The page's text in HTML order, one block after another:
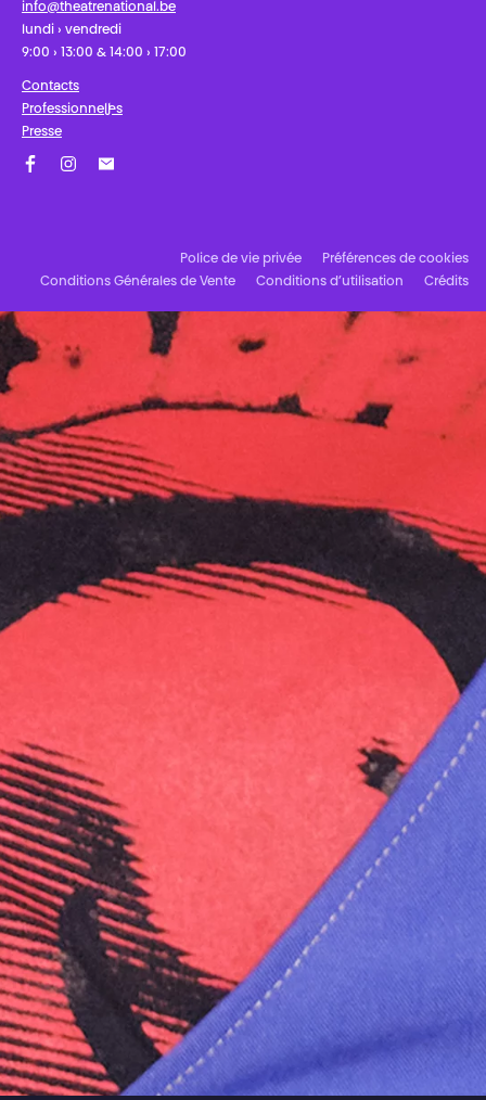
info@theatrenational.be
lundi › vendredi
9:00 › 13:00 & 14:00 › 17:00
Contacts
Professionnel·les
Presse
Police de vie privée
Préférences de cookies
Conditions Générales de Vente
Conditions d’utilisation Crédits